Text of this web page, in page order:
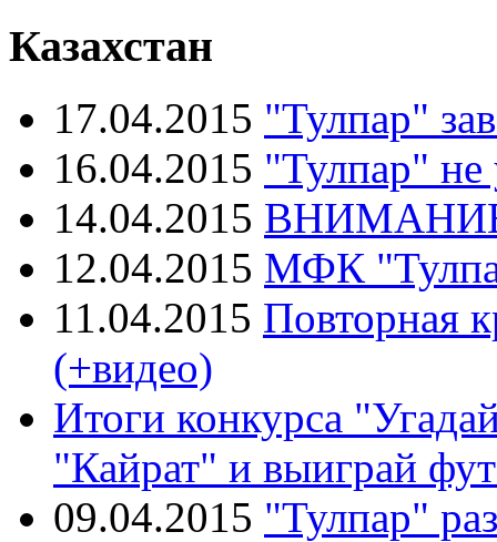
Казахстан
17.04.2015 "Тулпар"
16.04.2015 "Тулпар" не
14.04.2015
12.04.2015 МФК
11.04.2015 Повторная
(+видео)
Итоги конкурса
"Кайрат" и выиграй
09.04.2015 "Тулпар"